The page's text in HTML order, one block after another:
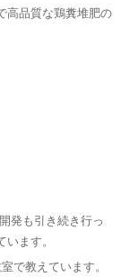
高品質な鶏糞堆肥の
発も引き続き行っ
ます。
で教えています。